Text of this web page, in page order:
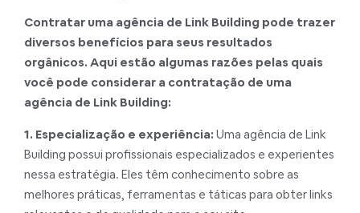
Contratar uma agência de Link Building pode trazer
diversos benefícios para seus resultados
orgânicos. Aqui estão algumas razões pelas quais
você pode considerar a contratação de uma
agência de Link Building:
1. Especialização e experiência: Uma agência de Link
Building possui profissionais especializados e experientes
nessa estratégia. Eles têm conhecimento sobre as
melhores práticas, ferramentas e táticas para obter links